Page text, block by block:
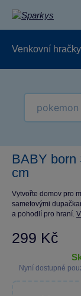
Venkovní hračky
BABY born
cm
Vytvořte domov pro
sametovými
a pohodlí pro hraní.
299 Kč
Nyní dostupné